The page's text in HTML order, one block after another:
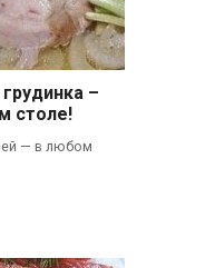
–
столе!
— в любом